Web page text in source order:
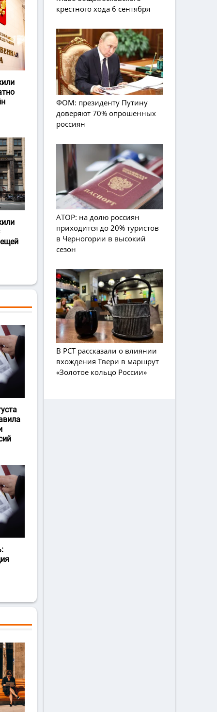
крестного хода 6 сентября
ФОМ: президенту Путину
доверяют 70% опрошенных
россиян
АТОР: на долю россиян
приходится до 20% туристов
в Черногории в высокий
сезон
В РСТ рассказали о влиянии
вхождения Твери в маршрут
«Золотое кольцо России»